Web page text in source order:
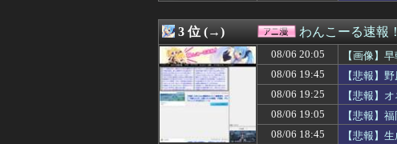
08/06 18:10
【朗報】話題作『みい
08/06 18:06
【画像】ジオン兵「キ
08/06 18:05
【朗報】一般漫画で絵柄
08/06 18:05
【悲報】黒人、卑怯す
08/06 18:04
マガジンで100万部も売
08/06 18:03
なんと「ド痴女専用」
08/06 18:02
【画像あり】リーンの
【水星の魔女】エリク
08/06 18:00
【ウルトラマン】中国
3 位 (→) わんこーる速報！
08/06 20:05
【画像】
08/06 19:45
【悲報】
08/06 19:25
【悲報】
08/06 19:05
【悲報】
08/06 18:45
【悲報】